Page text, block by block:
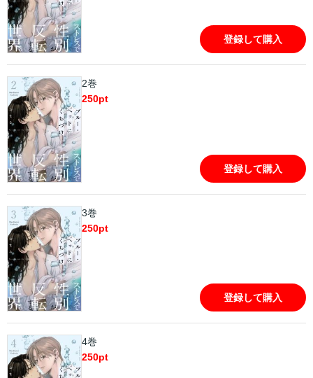
登録して購入
2巻
250pt
登録して購入
3巻
250pt
登録して購入
4巻
250pt